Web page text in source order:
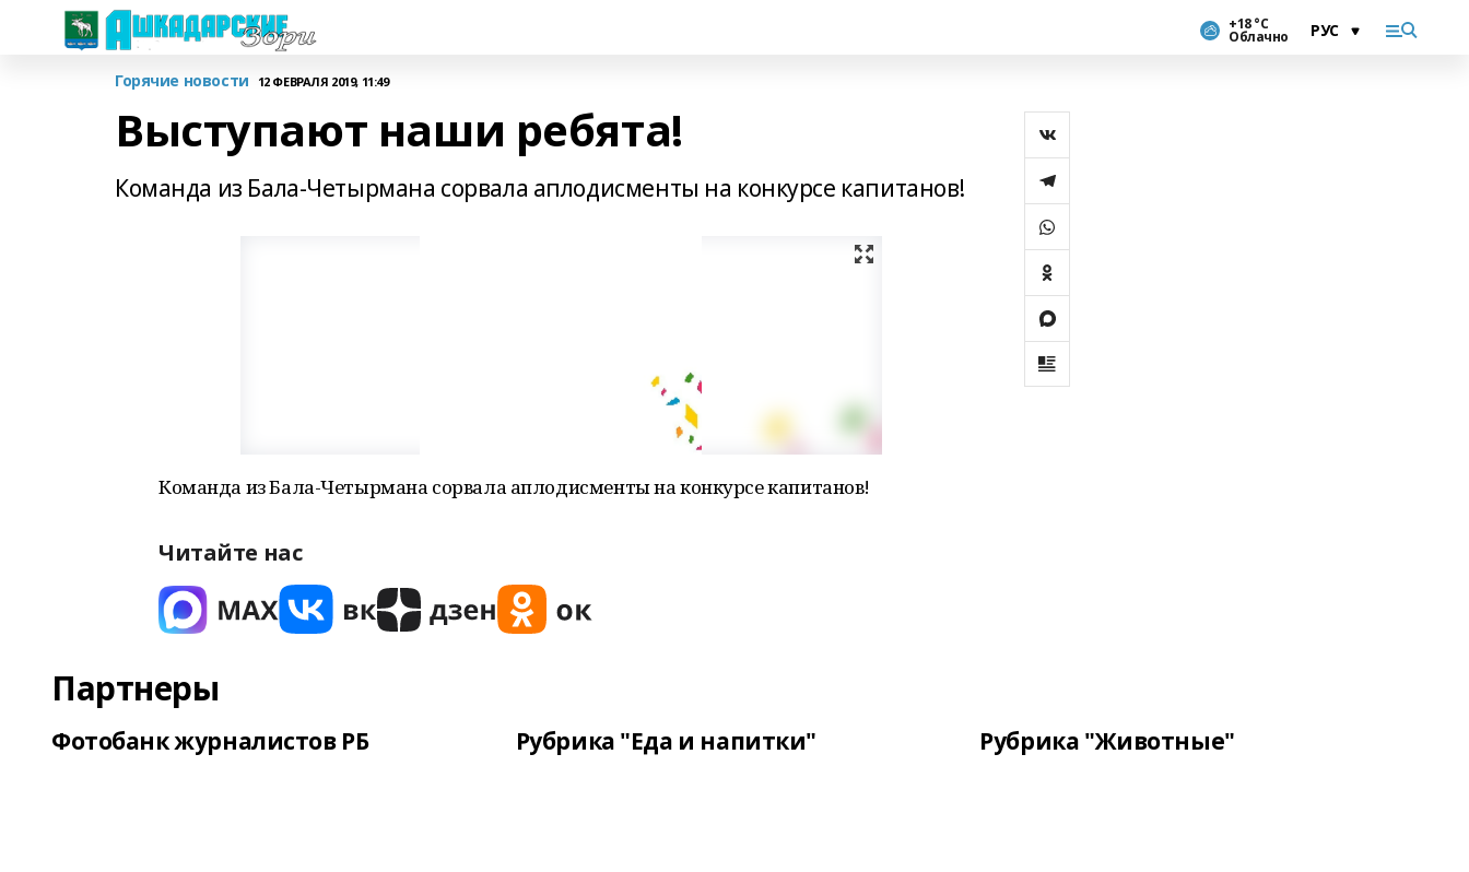
+18 °С
Облачно
Горячие новости 12 ФЕВРАЛЯ 2019, 11:49
Выступают наши ребята!
Команда из Бала-Четырмана сорвала аплодисменты на конкурсе капитанов!
Команда из Бала-Четырмана сорвала аплодисменты на конкурсе капитанов!
Читайте нас
Партнеры
Фотобанк журналистов РБ Рубрика "Еда и напитки" Рубрика "Животные"